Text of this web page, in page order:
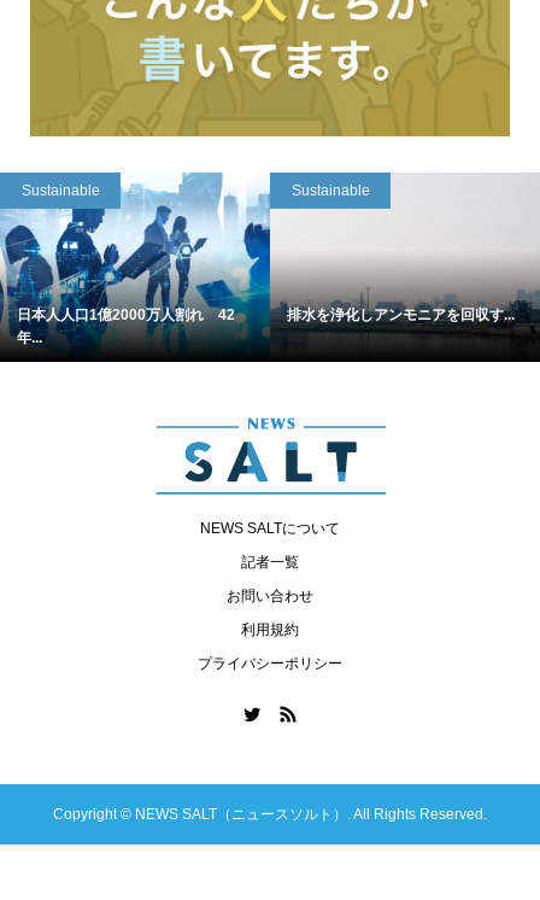
Sustainable
日本人人口1億2000万人割れ 42
年...
Sustainable
排水を浄化しアンモニアを回収す...
NEWS SALTについて
記者一覧
お問い合わせ
利用規約
プライバシーポリシー
Copyright © NEWS SALT（ニュースソルト）. All Rights Reserved.